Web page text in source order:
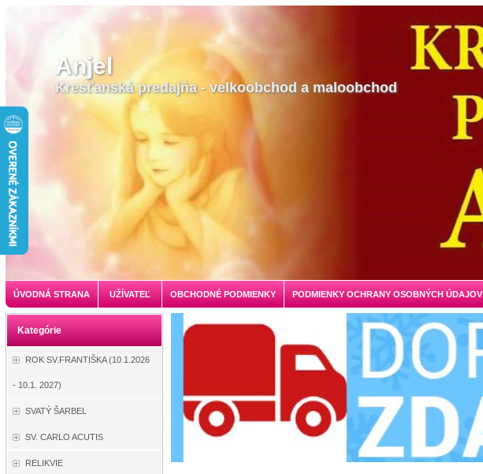
Anjel
Kresťanská predajňa - velkoobchod a maloobchod
ÚVODNÁ STRANA UŽÍVATEĽ OBCHODNÉ PODMIENKY PODMIENKY OCHRANY OSOBNÝCH ÚDAJOV
Kategórie
ROK SV.FRANTIŠKA (10.1.2026
- 10.1. 2027)
SVATÝ ŠARBEL
SV. CARLO ACUTIS
RELIKVIE